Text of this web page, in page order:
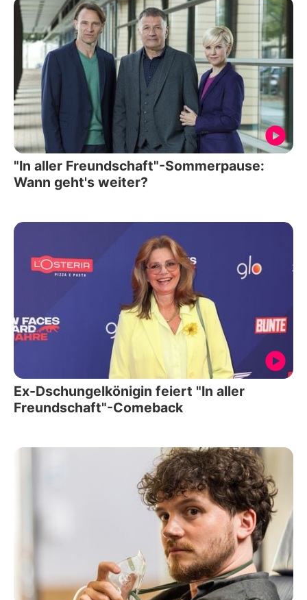
"In aller Freundschaft"-Sommerpause:
Wann geht's weiter?
Ex-Dschungelkönigin feiert "In aller
Freundschaft"-Comeback